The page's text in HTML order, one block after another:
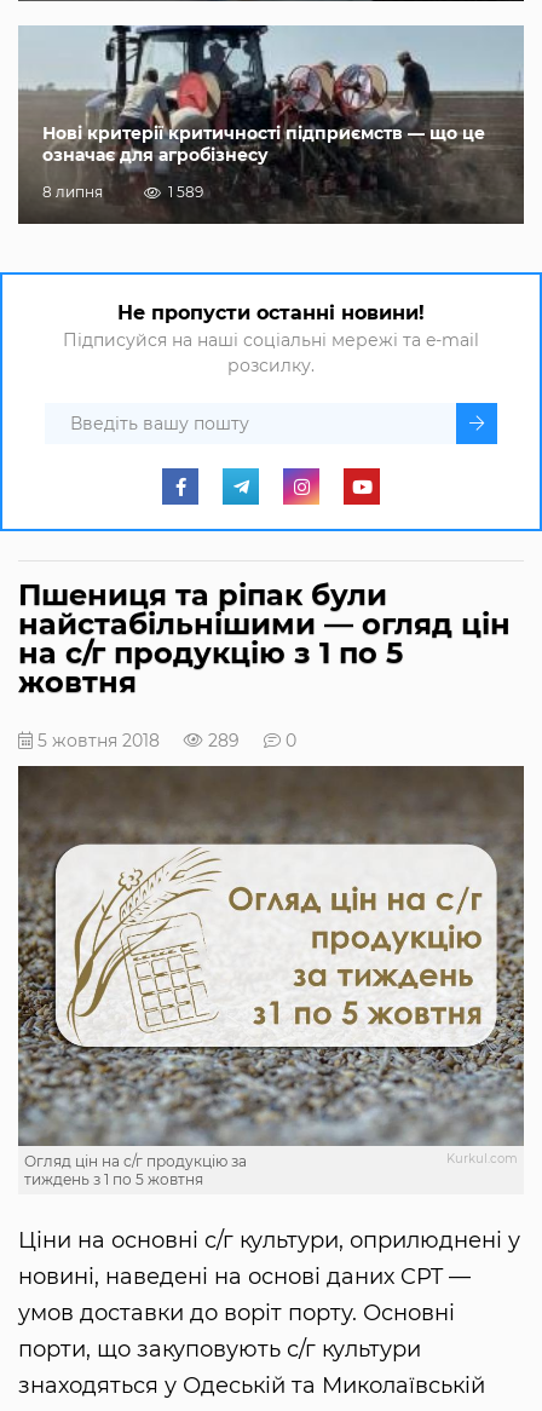
Нові критерії критичності підприємств — що це
означає для агробізнесу
8 липня 1 589
Не пропусти останні новини!
Підписуйся на наші соціальні мережі та e-mail
розсилку.
Пшениця та ріпак були
найстабільнішими — огляд цін
на с/г продукцію з 1 по 5
жовтня
5 жовтня 2018 289 0
Kurkul.com
Огляд цін на с/г продукцію за
тиждень з 1 по 5 жовтня
Ціни на основні с/г культури, оприлюднені у
новині, наведені на основі даних CPT —
умов доставки до воріт порту. Основні
порти, що закуповують с/г культури
знаходяться у Одеській та Миколаївській